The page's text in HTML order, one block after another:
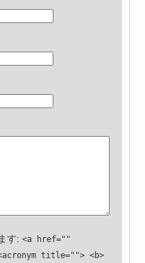
す:<a href=""
title=""> <b>